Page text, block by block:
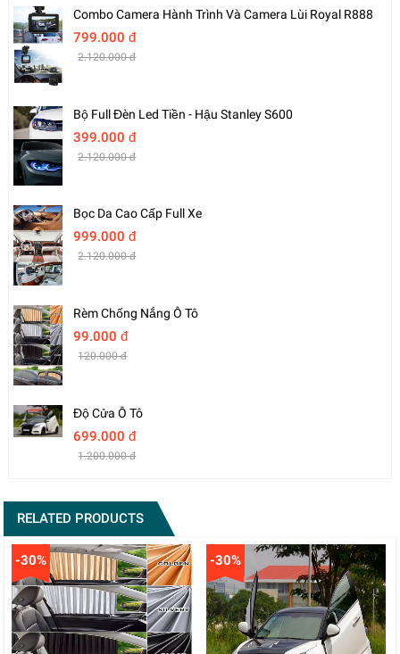
Combo Camera Hành Trình Và Camera Lùi Royal R888
799.000 đ
2.120.000 đ
Bộ Full Đèn Led Tiền - Hậu Stanley S600
399.000 đ
2.120.000 đ
Bọc Da Cao Cấp Full Xe
999.000 đ
2.120.000 đ
Rèm Chống Nắng Ô Tô
99.000 đ
120.000 đ
Độ Cửa Ô Tô
699.000 đ
1.200.000 đ
RELATED PRODUCTS
-30% -30%